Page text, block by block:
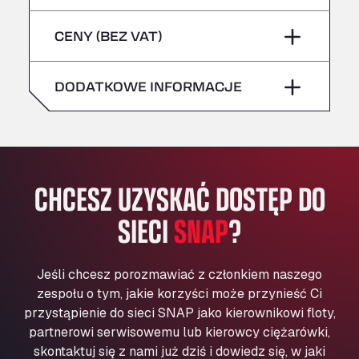
All 4 Trucks
Klaverbladstaat 21, 3560
American Truck Wash
Av. des Etats-Unis 90, 6041
Aut. A4 Salida 288 Pol. Ind. del Guadiel, 23210
AP7 Salida 2, C/ Bassegoda, 4, 17700
Andamur Pamplona
A-15 Salida Imarcoain, 31119
Andamur San Roman II
Aut A1 Exit 385, 01207
Anglia Motel
Washway Road, PE12 8LT
Anpol Sp. z o.o.
Ul. Torunska 147, 85884
sobota –
sobota –
niebezpieczne/ADR
CENY (BEZ VAT)
DODATKOWE INFORMACJE
CHCESZ UZYSKAĆ DOSTĘP DO
SIECISNAP?
Jeśli chcesz porozmawiać z członkiem naszego
zespołu o tym, jakie korzyści może przynieść Ci
przystąpienie do sieci SNAP jako kierownikowi floty,
partnerowi serwisowemu lub kierowcy ciężarówki,
skontaktuj się z nami już dziś i dowiedz się, w jaki